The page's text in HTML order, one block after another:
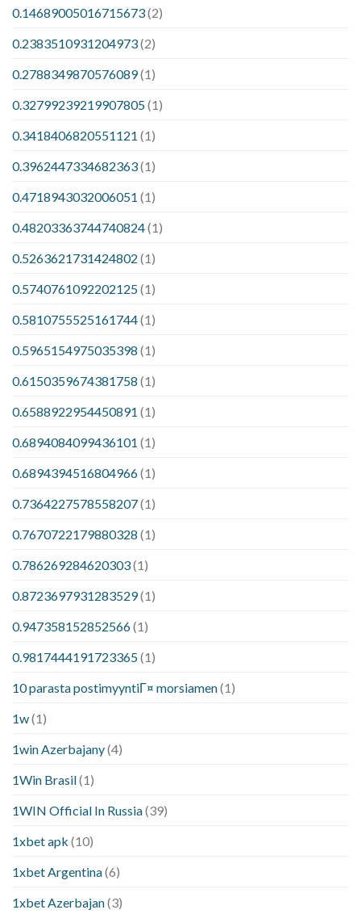
0.14689005016715673(2)
0.2383510931204973(2)
0.2788349870576089(1)
0.32799239219907805(1)
0.3418406820551121 (1)
0.3962447334682363(1)
0.4718943032006051 (1)
0.48203363744740824(1)
0.5263621731424802 (1)
0.5740761092202125(1)
0.5810755525161744(1)
0.5965154975035398 (1)
0.6150359674381758 (1)
0.6588922954450891 (1)
0.6894084099436101 (1)
0.6894394516804966(1)
0.7364227578558207(1)
0.7670722179880328 (1)
0.786269284620303(1)
0.8723697931283529(1)
0.947358152852566(1)
0.9817444191723365(1)
10 parasta postimyyntiГ¤ morsiamen(1)
1w(1)
1win Azerbajany(4)
1Win Brasil(1)
1WIN Official In Russia(39)
1xbet apk (10)
1xbet Argentina(6)
1xbet Azerbajan(3)